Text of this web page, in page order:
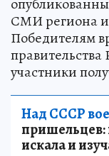
СМИ региона и
Победителям
правительства
участники
Над СССР
пришельцев:
искала и